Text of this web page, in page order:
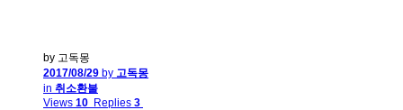
by 고독몽
2017/08/29 by 고독몽
in 취소환불
Views 10 Replies 3